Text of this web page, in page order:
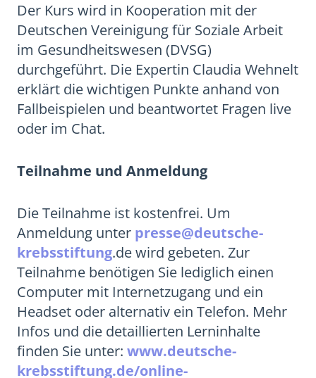
Der Kurs wird in Kooperation mit der
Deutschen Vereinigung für Soziale Arbeit
im Gesundheitswesen (DVSG)
durchgeführt. Die Expertin Claudia Wehnelt
erklärt die wichtigen Punkte anhand von
Fallbeispielen und beantwortet Fragen live
oder im Chat.
Teilnahme und Anmeldung
Die Teilnahme ist kostenfrei. Um
Anmeldung unter presse@deutsche-
krebsstiftung.de wird gebeten. Zur
Teilnahme benötigen Sie lediglich einen
Computer mit Internetzugang und ein
Headset oder alternativ ein Telefon. Mehr
Infos und die detaillierten Lerninhalte
finden Sie unter: www.deutsche-
krebsstiftung.de/online-